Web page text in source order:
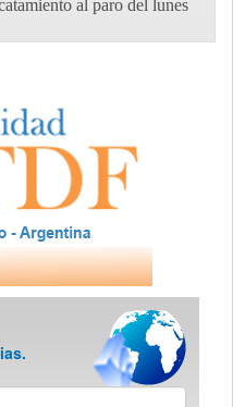
al paro del lunes